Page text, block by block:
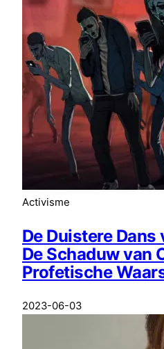
Activisme
De Duistere Dans
De Schaduw van
Profetische
2023-06-03